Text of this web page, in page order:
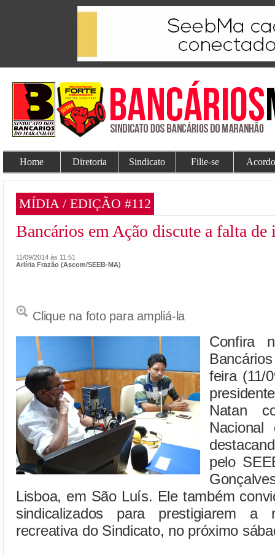
Home Diretoria Sindicato Filie-se
MÍDIA / EDIÇÃO #112
Bancários em Ação discute a falta de
11/09/2014 às 11:51
Arlíria Frazão (Ascom/SEEB-MA)
Clique na foto para ampliá-la
Confira
feira (11/
Natan
pelo
Lisboa, em São Luís. Ele também
sindicalizados para prestigiarem a
recreativa do Sindicato, no próximo